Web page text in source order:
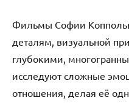
Фильмы Софии Копполы
деталям, визуальной
глубокими,
исследуют сложные
отношения, делая её